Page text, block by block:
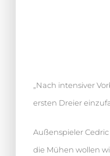
„Nach intensiver
ersten Dreier
Außenspieler
die Mühen wollen